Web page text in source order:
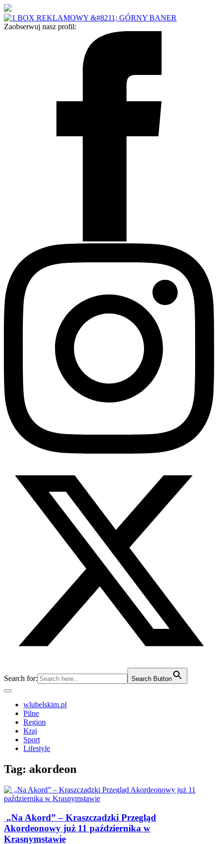
Zaobserwuj nasz profil:
Search for: Search Button
wlubelskim.pl
Pilne
Region
Kraj
Sport
Lifestyle
Tag: akordeon
„Na Akord” – Kraszczadzki Przegląd
Akordeonowy już 11 października w
Krasnymstawie